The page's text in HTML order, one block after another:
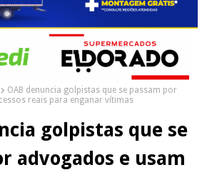
OAB denuncia golpistas que se passam por
reais para enganar vítimas
golpistas que se
advogados e usam